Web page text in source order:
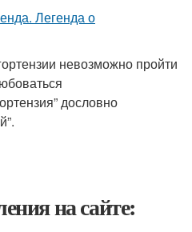
невозможно пройти
дословно
на сайте: